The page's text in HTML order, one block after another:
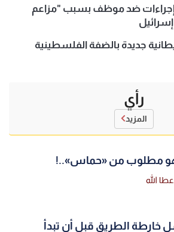
ضد موظف بسبب "مزاعم
رأي
المزيد
مطلوب من «حماس»..!
الله
خارطة الطريق قبل أن تبدأ